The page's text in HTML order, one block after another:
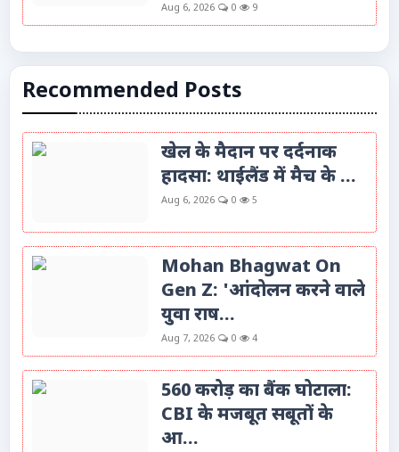
Aug 6, 2026 0 9
Recommended Posts
खेल के मैदान पर दर्दनाक
हादसा: थाईलैंड में मैच के ...
Aug 6, 2026 0 5
Mohan Bhagwat On
Gen Z: 'आंदोलन करने वाले
युवा राष...
Aug 7, 2026 0 4
560 करोड़ का बैंक घोटाला:
CBI के मजबूत सबूतों के
आ...